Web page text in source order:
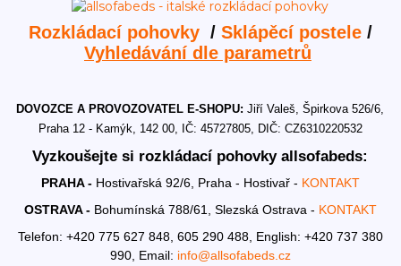
Rozkládací pohovky / Sklápěcí postele/
Vyhledávání dle parametrů
DOVOZCE A PROVOZOVATEL E-SHOPU:Jiří Valeš, Špirkova 526/6,
Praha 12 - Kamýk, 142 00, IČ: 45727805, DIČ: CZ6310220532
Vyzkoušejte si rozkládací pohovky allsofabeds:
PRAHA - Hostivařská 92/6, Praha - Hostivař - KONTAKT
OSTRAVA - Bohumínská 788/61, Slezská Ostrava - KONTAKT
Telefon: +420 775 627 848, 605 290 488, English: +420 737 380
990, Email: info@allsofabeds.cz